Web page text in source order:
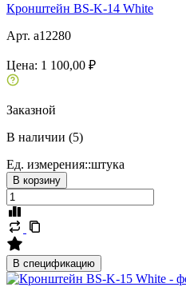
Кронштейн BS-K-14 White
Арт. a12280
Цена: 1 100,00 ₽
Заказной
В наличии (5)
Ед. измерения::штука
В корзину
В спецификацию